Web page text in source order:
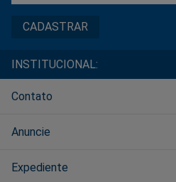
INSTITUCIONAL:
Contato
Anuncie
Expediente